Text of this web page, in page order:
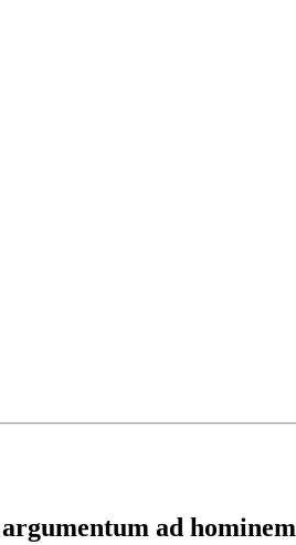
ad hominem